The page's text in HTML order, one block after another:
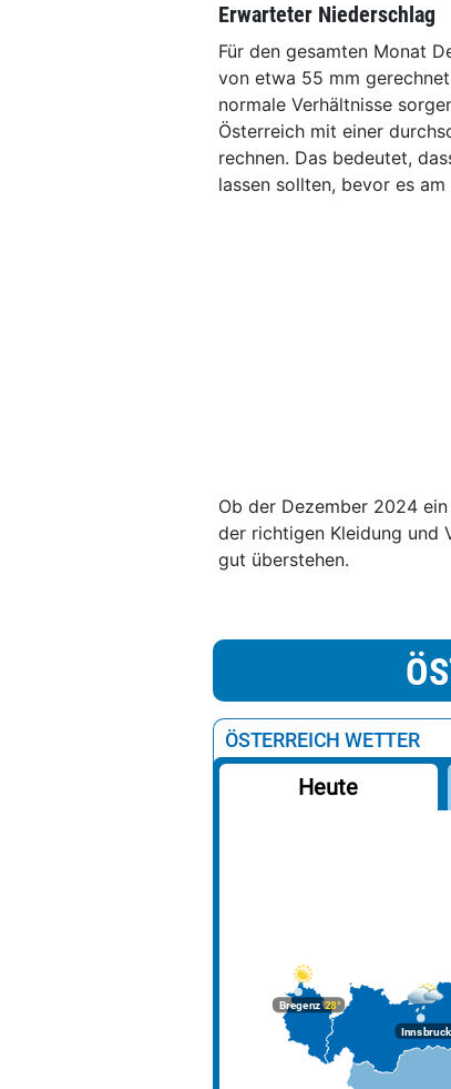
Erwarteter Niederschlag
Für den gesamten Monat
von etwa 55 mm
normale Verhältnisse
Österreich mit einer
rechnen. Das bedeutet,
lassen sollten, bevor es
Ob der Dezember 2024
der richtigen Kleidung und
gut überstehen.
ÖSTERREICH WETTER
Heute
Bregenz28°
Innsbruck